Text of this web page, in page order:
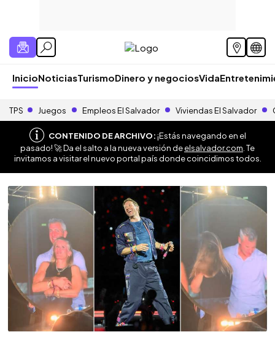
InicioNoticiasTurismoDinero y negociosVida
TPS Juegos Empleos El Salvador Viviendas El Salvador
CONTENIDO DE ARCHIVO:¡Estás navegando en el
pasado! 🚀 Da el salto a la nueva versión deelsalvador.com . Te
invitamos a visitar el nuevo portal país donde coincidimos todos.